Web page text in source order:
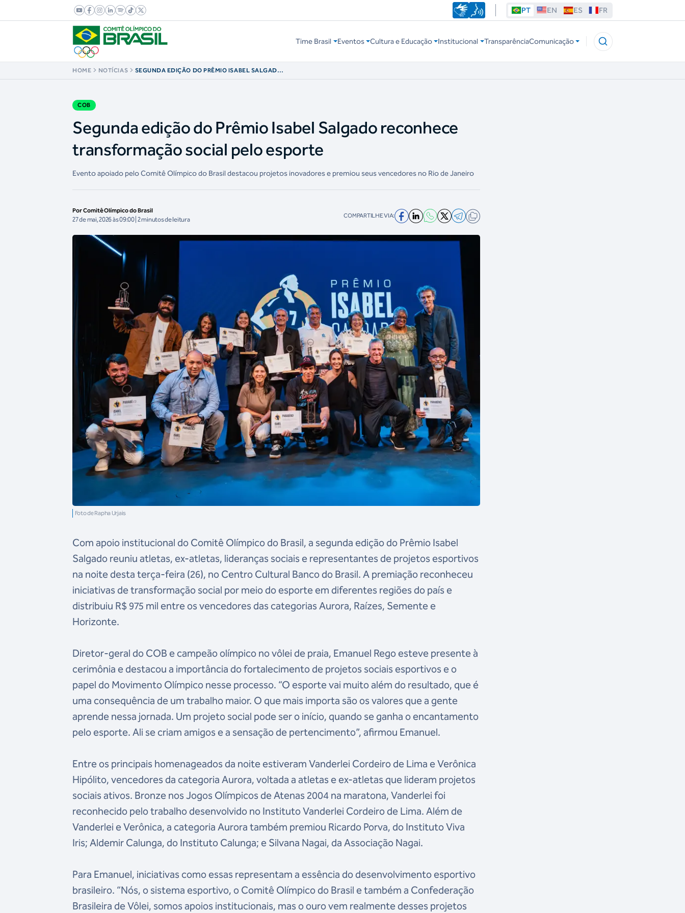
PT EN ES FR
Time Brasil Eventos Cultura e Educação Institucional TransparênciaComunicação
HOME NOTÍCIAS
SEGUNDA EDIÇÃO DO PRÊMIO ISABEL SALGADO
COB
Segunda edição do Prêmio Isabel Salgado reconhece
transformação social pelo esporte
Evento apoiado pelo Comitê Olímpico do Brasil destacou projetos inovadores e premiou seus vencedores no Rio de Janeiro
Por Comitê Olímpico do Brasil
27 de mai, 2026 às 09:00 | 2 minutos de leitura COMPARTILHE VIA:
Foto de Rapha Urjais
Com apoio institucional do Comitê Olímpico do Brasil, a segunda edição do Prêmio Isabel
Salgado reuniu atletas, ex-atletas, lideranças sociais e representantes de projetos esportivos
na noite desta terça-feira (26), no Centro Cultural Banco do Brasil. A premiação reconheceu
iniciativas de transformação social por meio do esporte em diferentes regiões do país e
distribuiu R$ 975 mil entre os vencedores das categorias Aurora, Raízes, Semente e
Horizonte.
Diretor-geral do COB e campeão olímpico no vôlei de praia, Emanuel Rego esteve presente à
cerimônia e destacou a importância do fortalecimento de projetos sociais esportivos e o
papel do Movimento Olímpico nesse processo. “O esporte vai muito além do resultado, que é
uma consequência de um trabalho maior. O que mais importa são os valores que a gente
aprende nessa jornada. Um projeto social pode ser o início, quando se ganha o encantamento
pelo esporte. Ali se criam amigos e a sensação de pertencimento”, afirmou Emanuel.
Entre os principais homenageados da noite estiveram Vanderlei Cordeiro de Lima e Verônica
Hipólito, vencedores da categoria Aurora, voltada a atletas e ex-atletas que lideram projetos
sociais ativos. Bronze nos Jogos Olímpicos de Atenas 2004 na maratona, Vanderlei foi
reconhecido pelo trabalho desenvolvido no Instituto Vanderlei Cordeiro de Lima. Além de
Vanderlei e Verônica, a categoria Aurora também premiou Ricardo Porva, do Instituto Viva
Iris; Aldemir Calunga, do Instituto Calunga; e Silvana Nagai, da Associação Nagai.
Para Emanuel, iniciativas como essas representam a essência do desenvolvimento esportivo
brasileiro. “Nós, o sistema esportivo, o Comitê Olímpico do Brasil e também a Confederação
Brasileira de Vôlei, somos apoios institucionais, mas o ouro vem realmente desses projetos